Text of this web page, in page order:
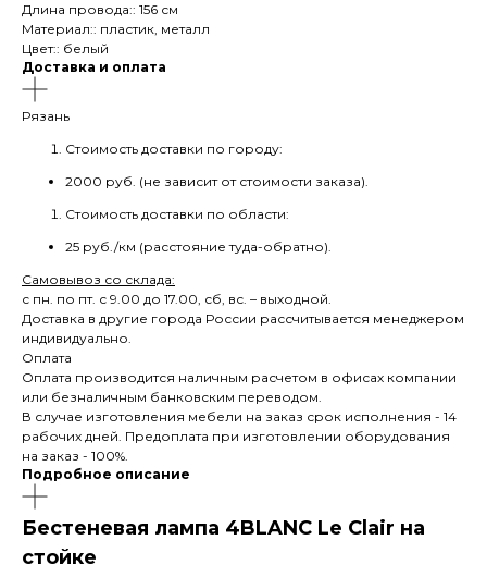
Длина провода:: 156 см
Материал:: пластик, металл
Цвет:: белый
Доставка и оплата
Рязань
Стоимость доставки по городу:
2000 руб. (не зависит от стоимости заказа).
Стоимость доставки по области:
25 руб./км (расстояние туда-обратно).
Самовывоз со склада:
с пн. по пт. с 9.00 до 17.00, сб, вс. – выходной.
Доставка в другие города России рассчитывается менеджером
индивидуально.
Оплата
Оплата производится наличным расчетом в офисах компании
или безналичным банковским переводом.
В случае изготовления мебели на заказ срок исполнения - 14
рабочих дней. Предоплата при изготовлении оборудования
на заказ - 100%.
Подробное описание
Бестеневая лампа 4BLANC Le Clair на
стойке